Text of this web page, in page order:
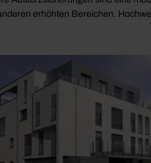
erhöhten Bereichen.